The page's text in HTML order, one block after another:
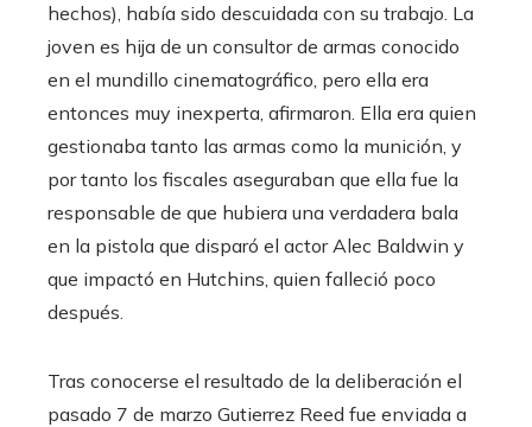
hechos), había sido descuidada con su trabajo. La
joven es hija de un consultor de armas conocido
en el mundillo cinematográfico, pero ella era
entonces muy inexperta, afirmaron. Ella era quien
gestionaba tanto las armas como la munición, y
por tanto los fiscales aseguraban que ella fue la
responsable de que hubiera una verdadera bala
en la pistola que disparó el actor Alec Baldwin y
que impactó en Hutchins, quien falleció poco
después.
Tras conocerse el resultado de la deliberación el
pasado 7 de marzo Gutierrez Reed fue enviada a